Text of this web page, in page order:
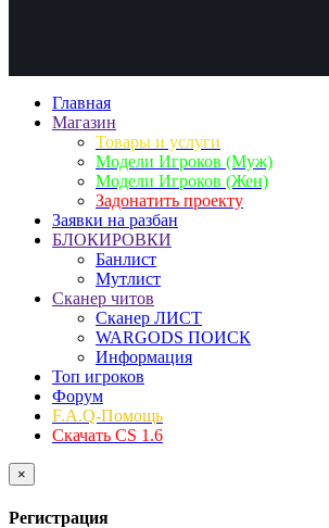
Главная
Магазин
Товары и услуги
Модели Игроков (Муж)
Модели Игроков (Жен)
Задонатить проекту
Заявки на разбан
БЛОКИРОВКИ
Банлист
Мутлист
Cканер читов
Cканер ЛИСТ
WARGODS ПОИСК
Информация
Топ игроков
Форум
F.A.Q-Помощь
Скачать CS 1.6
×
Регистрация